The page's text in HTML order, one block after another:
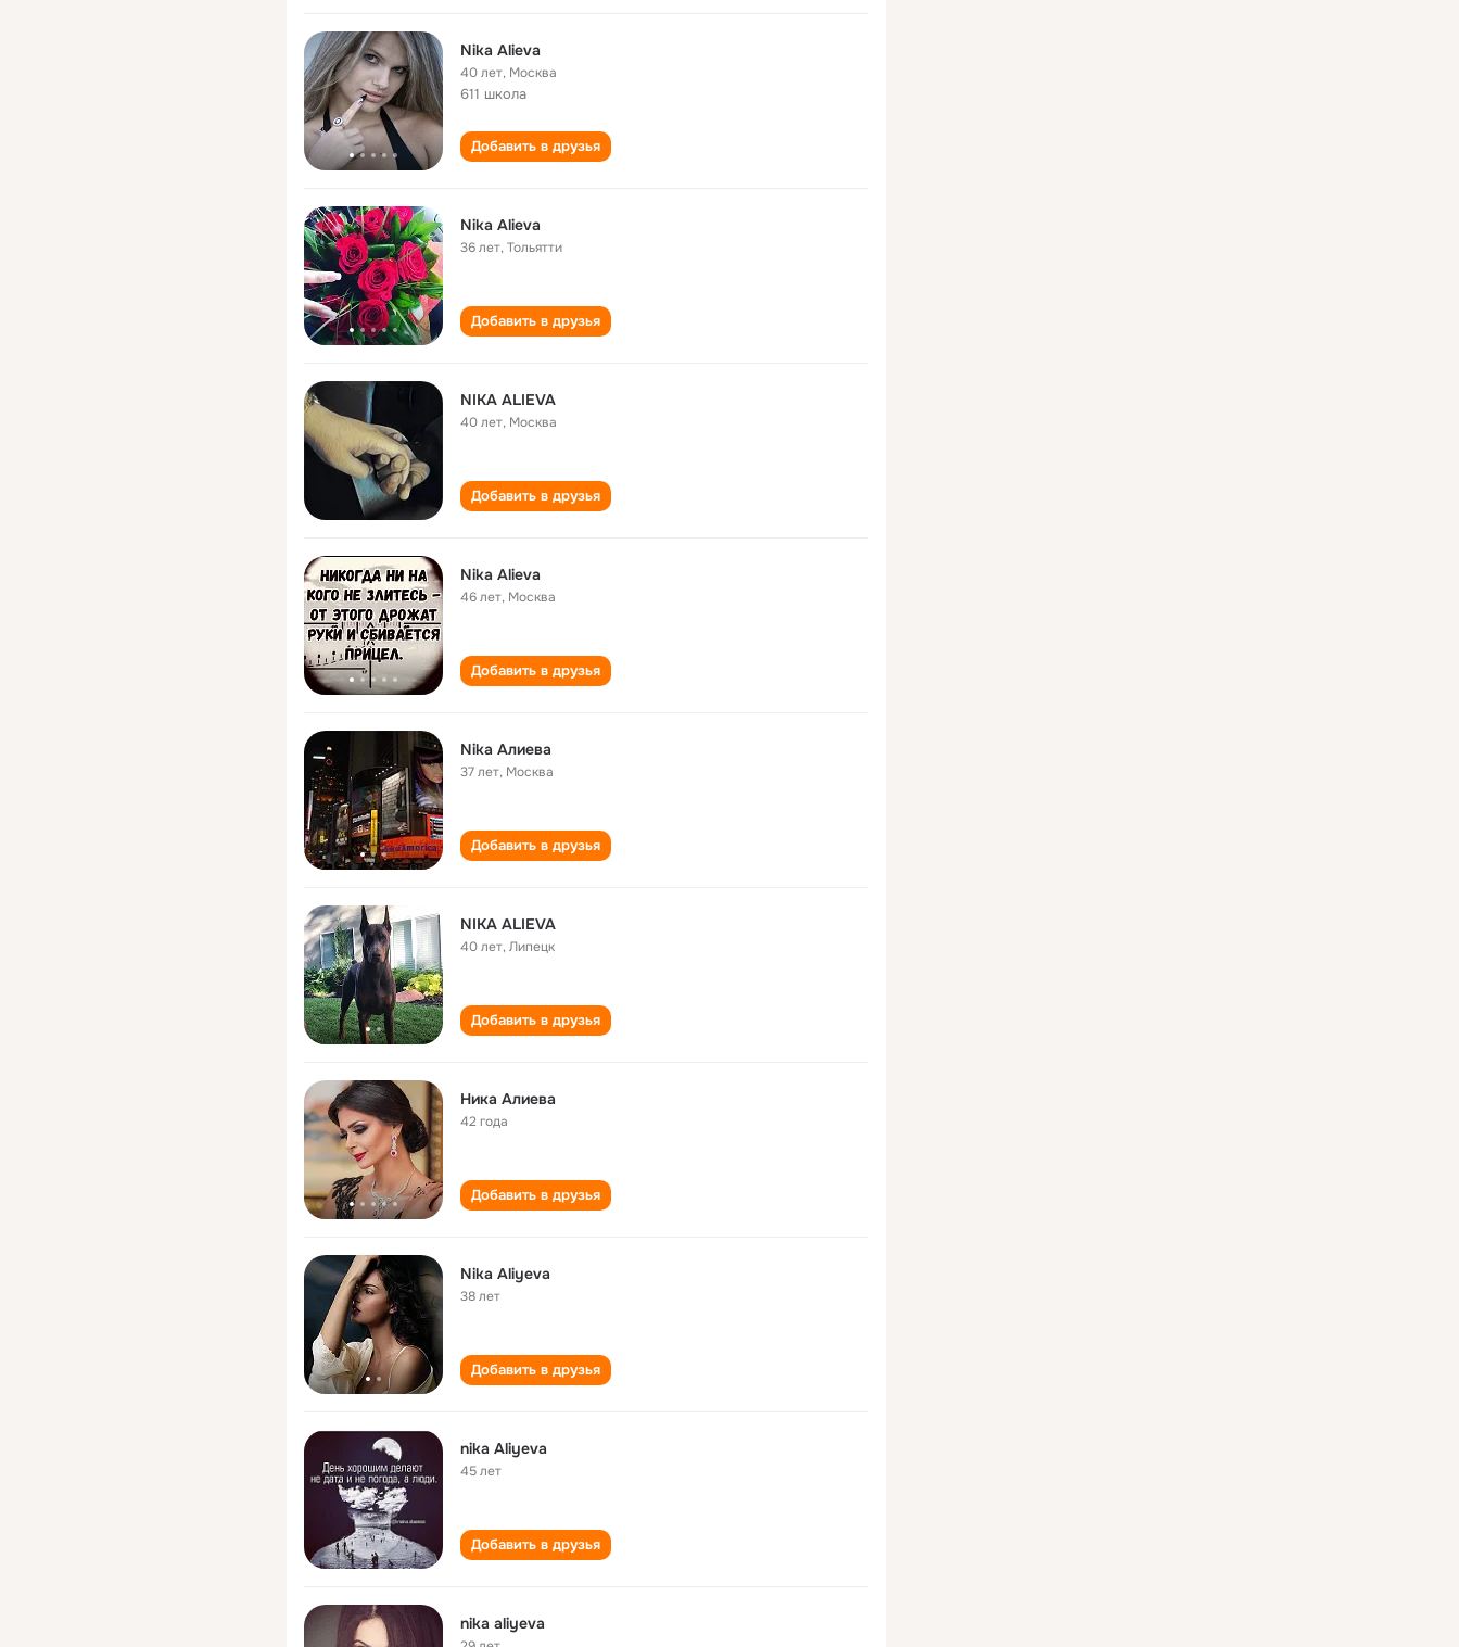
Nika Alieva
40 лет, Москва
611 школа
Добавить в друзья
Nika Alieva
36 лет,Тольятти
Добавить в друзья
NIKA ALIEVA
40 лет, Москва
Добавить в друзья
Nika Alieva
46 лет, Москва
Добавить в друзья
Nika Aлиева
37 лет, Москва
Добавить в друзья
NIKA ALIEVA
40 лет,Липецк
Добавить в друзья
Ника Алиева
42 года
Добавить в друзья
Nika Aliyeva
38 лет
Добавить в друзья
nika Aliyeva
45 лет
Добавить в друзья
nika aliyeva